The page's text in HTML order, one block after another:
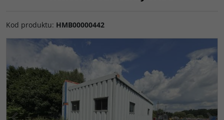
Kod produktu: HMB00000442
< >